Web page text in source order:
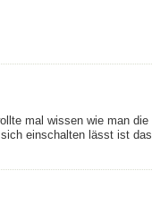
mal wissen wie man
einschalten lässt ist